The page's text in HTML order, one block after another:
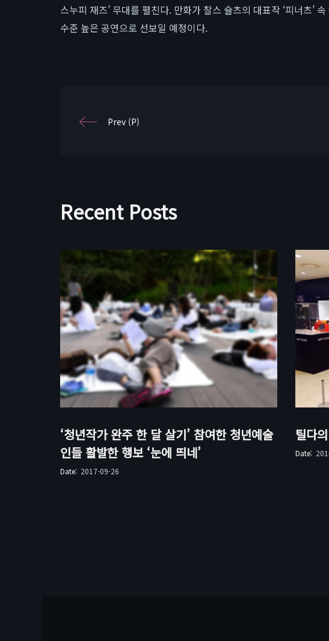
스누피 재즈’ 무대를 펼친다. 만화가 찰스 슐츠의 대표작 ‘피너츠’
수준 높은 공연으로 선보일 예정이다.
Prev (P)
Recent Posts
‘청년작가 완주 한 달 살기’ 참여한 청년예술
인들 활발한 행보 ‘눈에 띄네’
Date: 2017-09-26
틸다
Date: